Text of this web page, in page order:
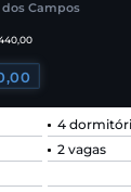
dos Campos
4
2 vagas